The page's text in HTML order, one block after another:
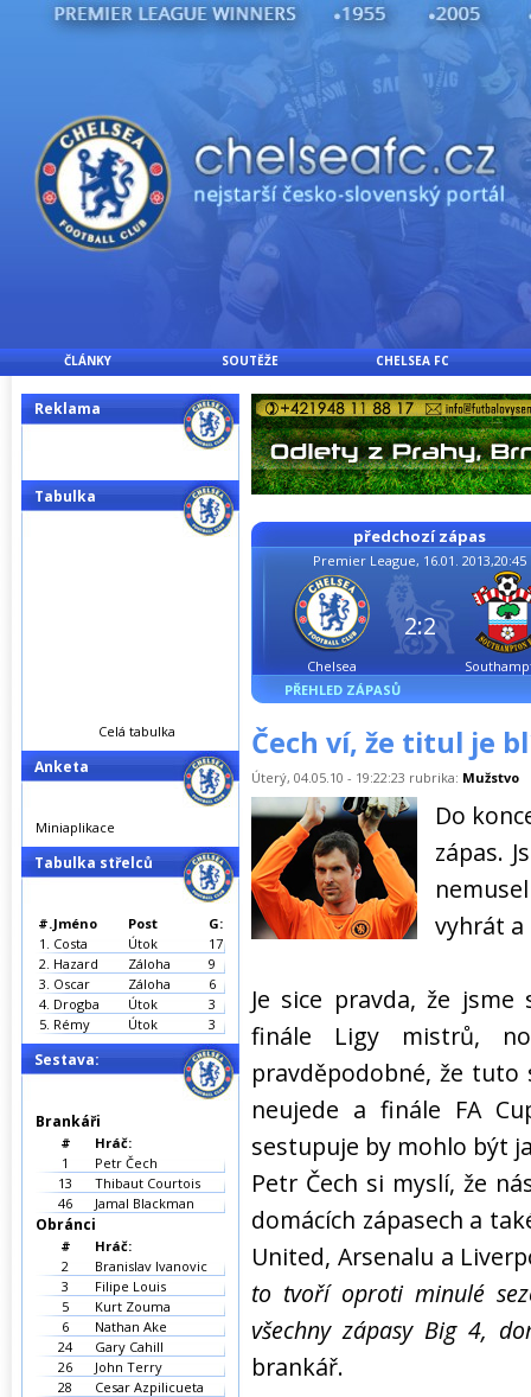
ČLÁNKY SOUTĚŽE CHELSEA FC
předchozí zápas
Premier League, 16.01. 2013,20:45
Chelsea
2:2
PŘEHLED ZÁPASŮ
Čech ví, že titul je
Úterý, 04.05.10 - 19:22:23 rubrika: Mužstvo
Do
zápas.
vyhrát
Je sice pravda, že
finále Ligy mistrů,
pravděpodobné, že
neujede a finále FA
sestupuje by mohlo být
Petr Čech si myslí, že
domácích zápasech a
United, Arsenalu a
to tvoří oproti minulé
všechny zápasy Big 4,
brankář.
Reklama
Tabulka
Celá tabulka
Anketa
Miniaplikace
Tabulka střelců
#.Jméno Post
G:
1. Costa Útok
17
2. Hazard Záloha
9
3. Oscar Záloha
6
4. Drogba Útok
3
5. Rémy Útok 3
Sestava:
Brankáři
#
Hráč:
1
Petr Čech
13
Thibaut Courtois
46
Jamal Blackman
Obránci
#
Hráč:
2
Branislav Ivanovic
3
Filipe Louis
5
Kurt Zouma
6
Nathan Ake
24
Gary Cahill
26
John Terry
28
Cesar Azpilicueta